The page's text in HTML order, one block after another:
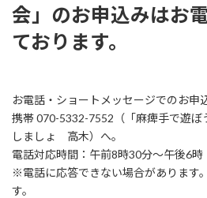
会」のお申込みはお
ております。
お電話・ショートメッセージでのお申
携帯 070-5332-7552（「麻痺手で遊
しましょ 高木）へ。
電話対応時間：午前8時30分～午後6時
※電話に応答できない場合があります
す。